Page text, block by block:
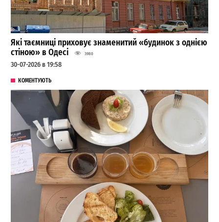
Які таємниці приховує знаменитий «будинок з однією
стіною» в Одесі
3980
30-07-2026 в 19:58
КОМЕНТУЮТЬ